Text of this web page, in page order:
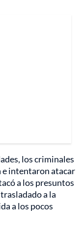
los criminales
e intentaron atacar
a los presuntos
a la
a los pocos